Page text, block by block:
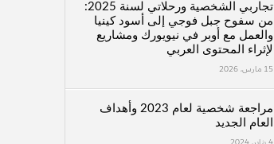
تجاربي الشخصية ورحلاتي لسنة 2025:
من سفوح جبل فوجي إلى أسود كينيا
والعمل مع أوبر في نيويورك ومشاريع
لإثراء المحتوى العربي
15 مارس، 2026
مراجعة شخصية لعام 2023 وأهداف
العام الجديد